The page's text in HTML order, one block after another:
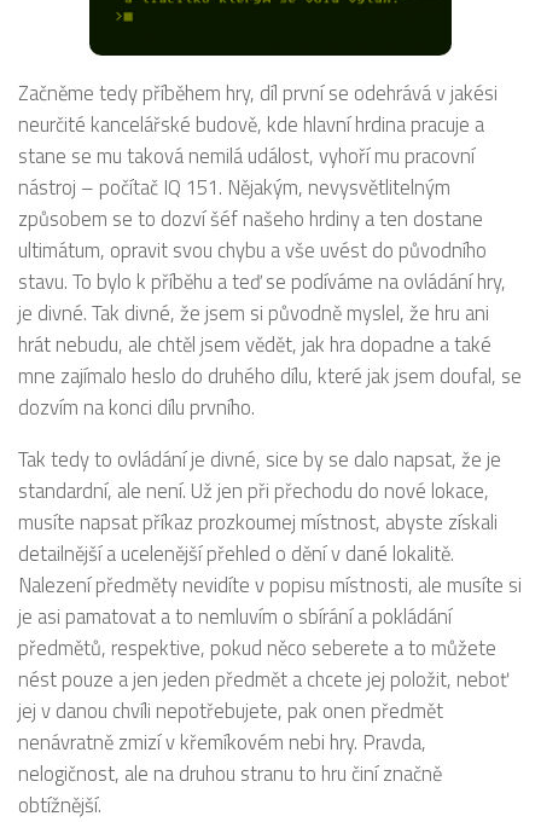
Začněme tedy příběhem hry, díl první se odehrává v jakési
neurčité kancelářské budově, kde hlavní hrdina pracuje a
stane se mu taková nemilá událost, vyhoří mu pracovní
nástroj – počítač IQ 151. Nějakým, nevysvětlitelným
způsobem se to dozví šéf našeho hrdiny a ten dostane
ultimátum, opravit svou chybu a vše uvést do původního
stavu. To bylo k příběhu a teď se podíváme na ovládání hry,
je divné. Tak divné, že jsem si původně myslel, že hru ani
hrát nebudu, ale chtěl jsem vědět, jak hra dopadne a také
mne zajímalo heslo do druhého dílu, které jak jsem doufal, se
dozvím na konci dílu prvního.
Tak tedy to ovládání je divné, sice by se dalo napsat, že je
standardní, ale není. Už jen při přechodu do nové lokace,
musíte napsat příkaz prozkoumej místnost, abyste získali
detailnější a ucelenější přehled o dění v dané lokalitě.
Nalezení předměty nevidíte v popisu místnosti, ale musíte si
je asi pamatovat a to nemluvím o sbírání a pokládání
předmětů, respektive, pokud něco seberete a to můžete
nést pouze a jen jeden předmět a chcete jej položit, neboť
jej v danou chvíli nepotřebujete, pak onen předmět
nenávratně zmizí v křemíkovém nebi hry. Pravda,
nelogičnost, ale na druhou stranu to hru činí značně
obtížnější.